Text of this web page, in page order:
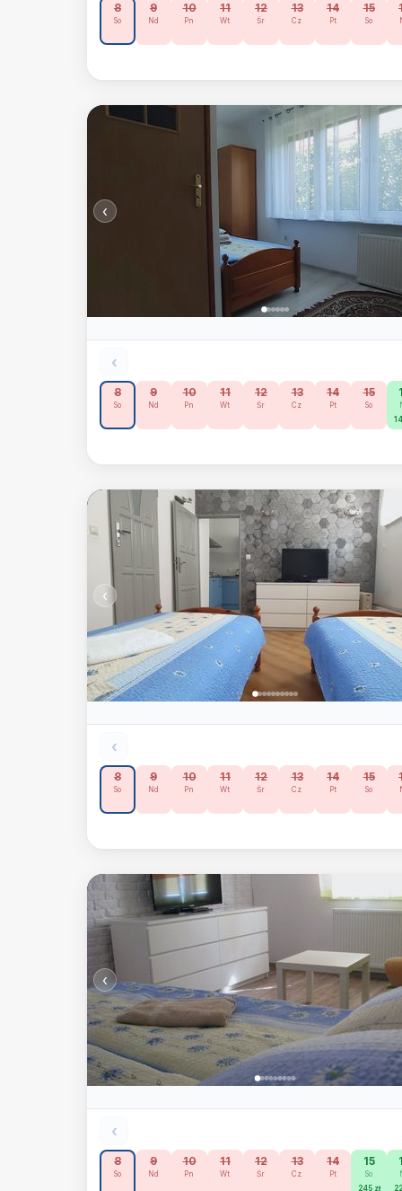
8
So
9
Nd
10
Pn
11
Wt
12
Śr
13
Cz
14
Pt
15
So
‹
‹
8
So
9
Nd
10
Pn
11
Wt
12
Śr
13
Cz
14
Pt
15
So
‹
‹
8
So
9
Nd
10
Pn
11
Wt
12
Śr
13
Cz
14
Pt
15
So
‹
‹
8
So
9
Nd
10
Pn
11
Wt
12
Śr
13
Cz
14
Pt
15
So
245 zł